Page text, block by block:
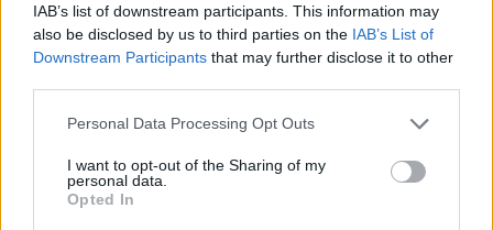
IAB’s list of downstream participants. This information may
also be disclosed by us to third parties on the IAB’s List of
Downstream Participants that may further disclose it to other
Personal Data Processing Opt Outs
I want to opt-out of the Sharing of my
personal data.
Opted In